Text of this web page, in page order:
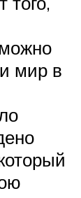
мир в